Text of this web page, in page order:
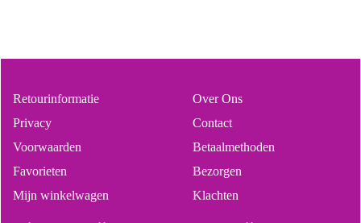
Over Ons
Contact
Betaalmethoden
Bezorgen
Klachten
Retourinformatie
Privacy
Voorwaarden
Favorieten
Mijn winkelwagen